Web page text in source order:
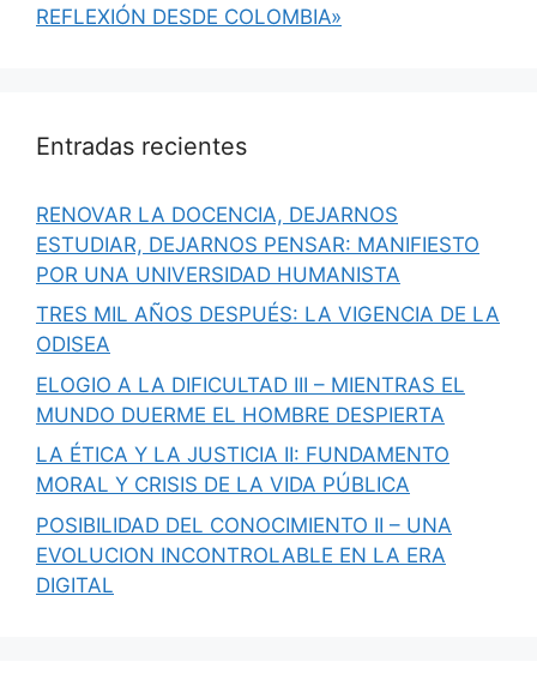
REFLEXIÓN DESDE COLOMBIA»
Entradas recientes
RENOVAR LA DOCENCIA, DEJARNOS
ESTUDIAR, DEJARNOS PENSAR: MANIFIESTO
POR UNA UNIVERSIDAD HUMANISTA
TRES MIL AÑOS DESPUÉS: LA VIGENCIA DE LA
ODISEA
ELOGIO A LA DIFICULTAD III – MIENTRAS EL
MUNDO DUERME EL HOMBRE DESPIERTA
LA ÉTICA Y LA JUSTICIA II: FUNDAMENTO
MORAL Y CRISIS DE LA VIDA PÚBLICA
POSIBILIDAD DEL CONOCIMIENTO II – UNA
EVOLUCION INCONTROLABLE EN LA ERA
DIGITAL